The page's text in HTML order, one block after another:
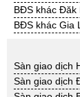
BĐS khác Đăk
BĐS khác Gia
BĐS khác
BĐS khác
BĐS khác
Sàn giao dịch
Sàn giao dịch